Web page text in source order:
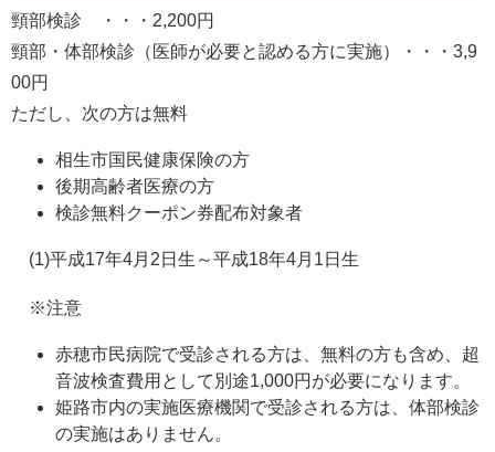
頸部検診 ・・・2,200円
頸部・体部検診（医師が必要と認める方に実施）・・・3,9
00円
ただし、次の方は無料
相生市国民健康保険の方
後期高齢者医療の方
検診無料クーポン券配布対象者
(1)平成17年4月2日生～平成18年4月1日生
※注意
赤穂市民病院で受診される方は、無料の方も含め、超
音波検査費用として別途1,000円が必要になります。
姫路市内の実施医療機関で受診される方は、体部検診
の実施はありません。